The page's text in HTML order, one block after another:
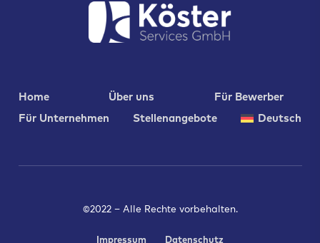
Home Über uns
Für Bewerber
Für Unternehmen
Stellenangebote Deutsch
©2022 – Alle Rechte vorbehalten.
Impressum Datenschutz